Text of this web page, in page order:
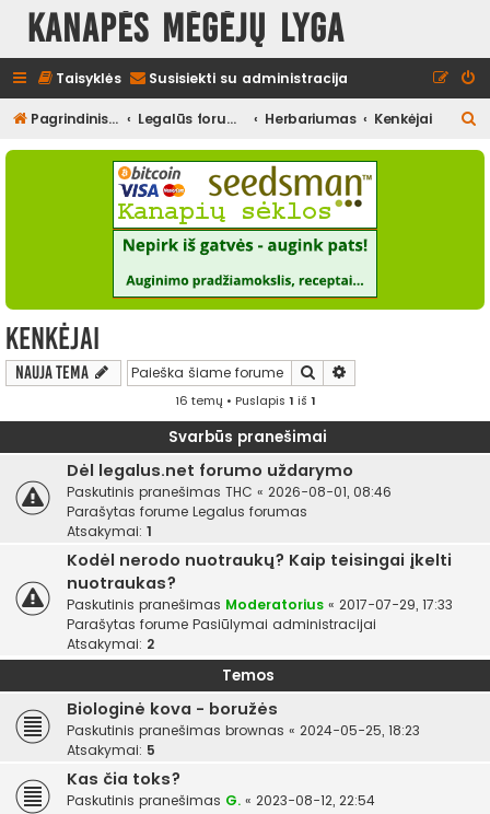
Kanapės mėgėjų lyga
Taisyklės Susisiekti su administracija
Pagrindinis diskusijų puslapis Legalūs forumai Herbariumas Kenkėjai
e
Kenkėjai
Nauja tema Ieškoti
16 temų • Puslapis 1 iš 1
Svarbūs pranešimai
Dėl legalus.net forumo uždarymo
Paskutinis pranešimas THC « 2026-08-01, 08:46
Parašytas forume Legalus forumas
Atsakymai: 1
Kodėl nerodo nuotraukų? Kaip teisingai įkelti
nuotraukas?
Paskutinis pranešimas Moderatorius « 2017-07-29, 17:33
Parašytas forume Pasiūlymai administracijai
Atsakymai: 2
Temos
Biologinė kova - boružės
Paskutinis pranešimas brownas « 2024-05-25, 18:23
Atsakymai: 5
Kas čia toks?
Paskutinis pranešimas G. « 2023-08-12, 22:54